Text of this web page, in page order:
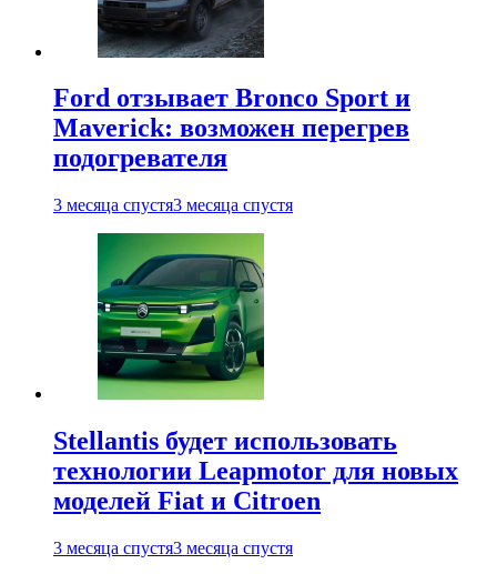
Ford отзывает Bronco Sport и
Maverick: возможен перегрев
подогревателя
3 месяца спустя3 месяца спустя
Stellantis будет использовать
технологии Leapmotor для новых
моделей Fiat и Citroen
3 месяца спустя3 месяца спустя